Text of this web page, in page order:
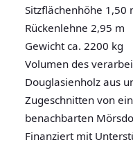
Sitzflächenhöhe 1,50
Rückenlehne 2,95 m
Gewicht ca. 2200 kg
Volumen des
Douglasienholz aus
Zugeschnitten von
benachbarten
Finanziert mit